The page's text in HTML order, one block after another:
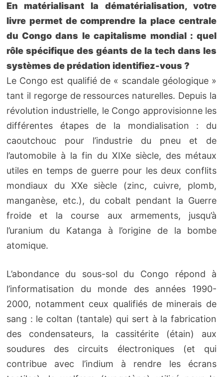
En matérialisant la dématérialisation, votre
livre permet de comprendre la place centrale
du Congo dans le capitalisme mondial : quel
rôle spécifique des géants de la tech dans les
systèmes de prédation identifiez-vous ?
Le Congo est qualifié de « scandale géologique »
tant il regorge de ressources naturelles. Depuis la
révolution industrielle, le Congo approvisionne les
différentes étapes de la mondialisation : du
caoutchouc pour l’industrie du pneu et de
l’automobile à la fin du XIXe siècle, des métaux
utiles en temps de guerre pour les deux conflits
mondiaux du XXe siècle (zinc, cuivre, plomb,
manganèse, etc.), du cobalt pendant la Guerre
froide et la course aux armements, jusqu’à
l’uranium du Katanga à l’origine de la bombe
atomique.
L’abondance du sous-sol du Congo répond à
l’informatisation du monde des années 1990-
2000, notamment ceux qualifiés de minerais de
sang : le coltan (tantale) qui sert à la fabrication
des condensateurs, la cassitérite (étain) aux
soudures des circuits électroniques (et qui
contribue avec l’indium à rendre les écrans